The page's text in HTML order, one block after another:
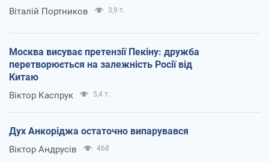
Віталій Портников 3,9 т.
Москва висуває претензії Пекіну: дружба
перетворюється на залежність Росії від
Китаю
Віктор Каспрук 5,4 т.
Дух Анкоріджа остаточно випарувався
Віктор Андрусів 468